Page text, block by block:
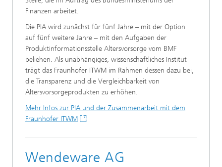
Finanzen arbeitet.
Die PIA wird zunächst für fünf Jahre – mit der Option
auf fünf weitere Jahre – mit den Aufgaben der
Produktinformationsstelle Altersvorsorge vom BMF
beliehen. Als unabhängiges, wissenschaftliches Institut
trägt das Fraunhofer ITWM im Rahmen dessen dazu bei,
die Transparenz und die Vergleichbarkeit von
Altersvorsorgeprodukten zu erhöhen.
Mehr Infos zur PIA und der Zusammenarbeit mit dem
Fraunhofer ITWM
Wendeware AG